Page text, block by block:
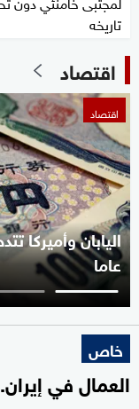
تاريخه
اقتصاد
اقتصاد
عاما
خاص
العمال في